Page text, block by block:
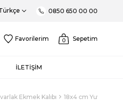
0850 650 00 00
Sepetim
0
Favorilerim
İLETİŞİM
Ekmek Kalıbı 18x4 cm Yuvarlak